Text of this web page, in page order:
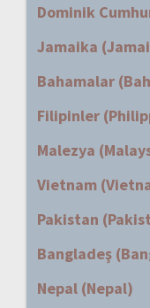
Dominik
Jamaika
Bahamalar
Filipinler
Malezya
Vietnam
Pakistan
Bangladeş
Nepal (Nepal)